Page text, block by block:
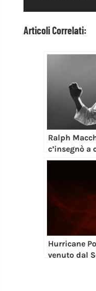
Articoli Correlati:
Ralph
c’insegnò
Hurricane
venuto dal